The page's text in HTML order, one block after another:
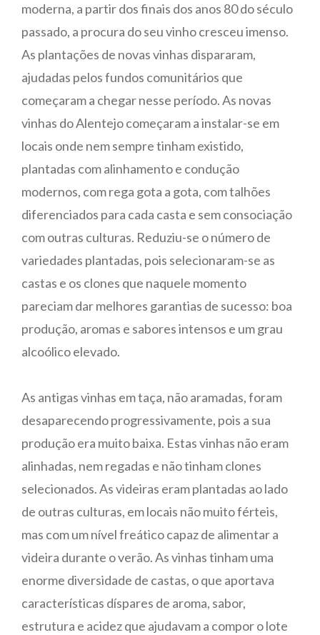
moderna, a partir dos finais dos anos 80 do século
passado, a procura do seu vinho cresceu imenso.
As plantações de novas vinhas dispararam,
ajudadas pelos fundos comunitários que
começaram a chegar nesse período. As novas
vinhas do Alentejo começaram a instalar-se em
locais onde nem sempre tinham existido,
plantadas com alinhamento e condução
modernos, com rega gota a gota, com talhões
diferenciados para cada casta e sem consociação
com outras culturas. Reduziu-se o número de
variedades plantadas, pois selecionaram-se as
castas e os clones que naquele momento
pareciam dar melhores garantias de sucesso: boa
produção, aromas e sabores intensos e um grau
alcoólico elevado.
As antigas vinhas em taça, não aramadas, foram
desaparecendo progressivamente, pois a sua
produção era muito baixa. Estas vinhas não eram
alinhadas, nem regadas e não tinham clones
selecionados. As videiras eram plantadas ao lado
de outras culturas, em locais não muito férteis,
mas com um nível freático capaz de alimentar a
videira durante o verão. As vinhas tinham uma
enorme diversidade de castas, o que aportava
características díspares de aroma, sabor,
estrutura e acidez que ajudavam a compor o lote